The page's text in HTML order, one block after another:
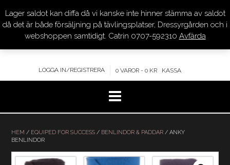
innehåll
DRESSYR.COM
KVALITET – KOMPETENS – SERVICE
LOGGA IN/REGISTRERA 0 VAROR - 0 KR KASSA
HEM / EQUIPED FOR SUCCESS / BENLINDOR & PADDAR / ANKY
BENLINDOR
Lager saldot kan diffa då vi kanske inte hinner stämma av saldot
då det är både försäljning på tävlingsplatser, Dressyrgården och i
webshoppen samtidigt. Catrin 0707-592310 Avfärda